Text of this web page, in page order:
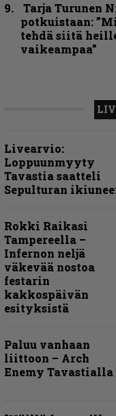
Tarja Turunen
potkuistaan:
tehdä siitä
vaikeampaa”
Livearvio:
Loppuunmyyty
Tavastia saatteli
Sepulturan
Rokki Raikasi
Tampereella –
Infernon neljä
väkevää nostoa
festarin
kakkospäivän
esityksistä
Paluu vanhaan
liittoon – Arch
Enemy Tavastialla